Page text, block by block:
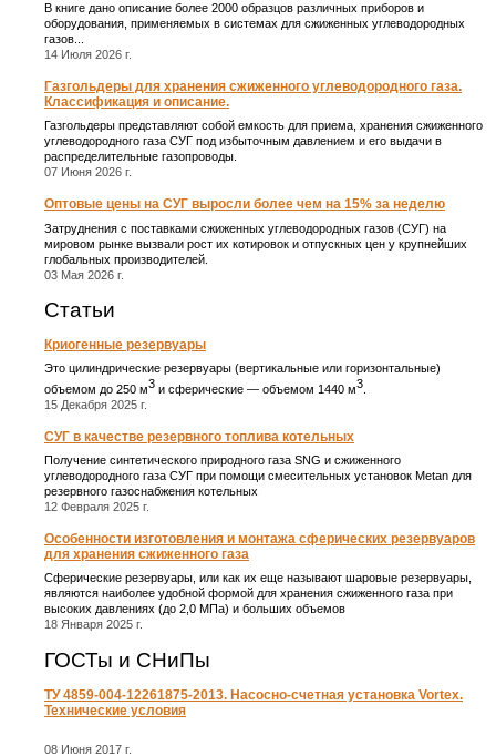
В книге дано описание более 2000 образцов различных приборов и
оборудования, применяемых в системах для сжиженных углеводородных
газов...
14 Июля 2026 г.
Газгольдеры для хранения сжиженного углеводородного газа.
Классификация и описание.
Газгольдеры представляют собой емкость для приема, хранения сжиженного
углеводородного газа СУГ под избыточным давлением и его выдачи в
распределительные газопроводы.
07 Июня 2026 г.
Оптовые цены на СУГ выросли более чем на 15% за неделю
Затруднения с поставками сжиженных углеводородных газов (СУГ) на
мировом рынке вызвали рост их котировок и отпускных цен у крупнейших
глобальных производителей.
03 Мая 2026 г.
Статьи
Криогенные резервуары
Это цилиндрические резервуары (вертикальные или горизонтальные)
объемом до 250 м3 и сферические ― объемом 1440 м3
15 Декабря 2025 г.
СУГ в качестве резервного топлива котельных
Получение синтетического природного газа SNG и сжиженного
углеводородного газа СУГ при помощи смесительных установок Metan для
резервного газоснабжения котельных
12 Февраля 2025 г.
Особенности изготовления и монтажа сферических резервуаров
для хранения сжиженного газа
Сферические резервуары, или как их еще называют шаровые резервуары,
являются наиболее удобной формой для хранения сжиженного газа при
высоких давлениях (до 2,0 МПа) и больших объемов
18 Января 2025 г.
ГОСТы и СНиПы
ТУ 4859-004-12261875-2013. Насосно-счетная установка Vortex.
Технические условия
08 Июня 2017 г.